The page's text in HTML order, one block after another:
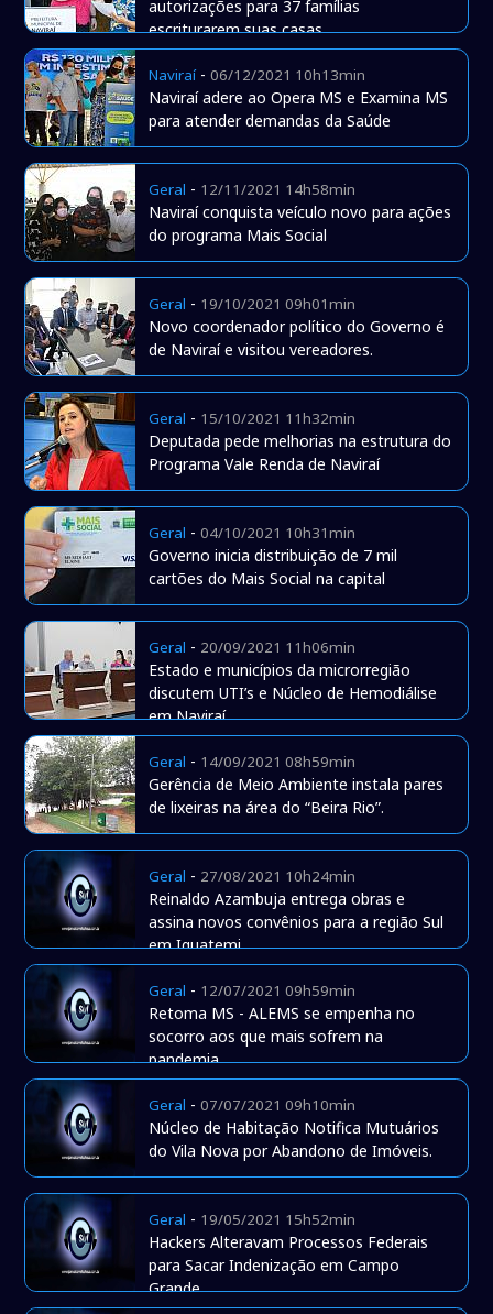
autorizações para 37 famílias
escriturarem suas casas
Naviraí-06/12/2021 10h13min
Naviraí adere ao Opera MS e Examina MS
para atender demandas da Saúde
Geral - 12/11/2021 14h58min
Naviraí conquista veículo novo para ações
do programa Mais Social
Geral - 19/10/2021 09h01min
Novo coordenador político do Governo é
de Naviraí e visitou vereadores.
Geral - 15/10/2021 11h32min
Deputada pede melhorias na estrutura do
Programa Vale Renda de Naviraí
Geral -04/10/2021 10h31min
Governo inicia distribuição de 7 mil
cartões do Mais Social na capital
Geral - 20/09/2021 11h06min
Estado e municípios da microrregião
discutem UTI’s e Núcleo de Hemodiálise
em Naviraí.
Geral - 14/09/2021 08h59min
Gerência de Meio Ambiente instala pares
de lixeiras na área do “Beira Rio”.
Geral - 27/08/2021 10h24min
Reinaldo Azambuja entrega obras e
assina novos convênios para a região Sul
em Iguatemi
Geral - 12/07/2021 09h59min
Retoma MS - ALEMS se empenha no
socorro aos que mais sofrem na
pandemia
Geral -07/07/2021 09h10min
Núcleo de Habitação Notifica Mutuários
do Vila Nova por Abandono de Imóveis.
Geral - 19/05/2021 15h52min
Hackers Alteravam Processos Federais
para Sacar Indenização em Campo
Grande